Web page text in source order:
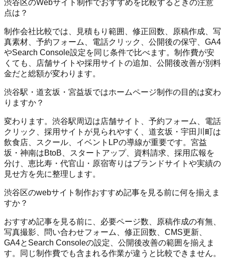
渋谷区のWebサイト制作でおすすめを比較するときの注意
点は？
制作会社比較では、見積もり範囲、修正回数、原稿作成、写
真素材、予約フォーム、電話クリック、公開後の保守、GA4
やSearch Console設定を同じ条件で比べます。制作費が安
くても、店舗サイトや採用サイトの追加、公開後改善が別料
金だと総額が変わります。
渋谷駅・道玄坂・宮益坂ではホームページ制作の目的は変わ
りますか？
変わります。渋谷駅周辺は店舗サイト、予約フォーム、電話
クリック、採用サイトが見られやすく、道玄坂・宇田川町は
飲食店、スクール、イベントLPの導線が重要です。宮益
坂・神南はBtoB、スタートアップ、資料請求、採用広報を
分け、恵比寿・代官山・原宿寄りはブランドサイトや実績の
見せ方を先に整理します。
渋谷区のwebサイト制作おすすめ記事を見る前に何を揃えま
すか？
おすすめ記事を見る前に、必要ページ数、原稿作成の有無、
写真撮影、問い合わせフォーム、修正回数、CMS更新、
GA4とSearch Consoleの設定、公開後改善の範囲を揃えま
す。同じ制作費でも含まれる作業が違うと比較できません。